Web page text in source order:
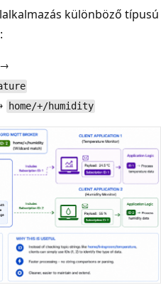
különböző típusú
home/+/humidity